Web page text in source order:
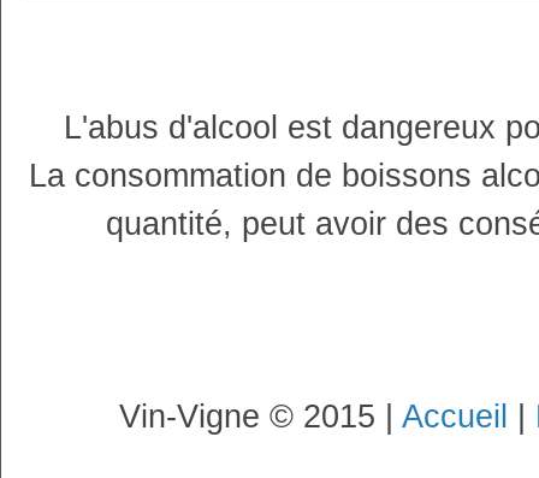
L'abus d'alcool est dangereux
La consommation de boissons
quantité, peut avoir des
Vin-Vigne © 2015 | Accueil